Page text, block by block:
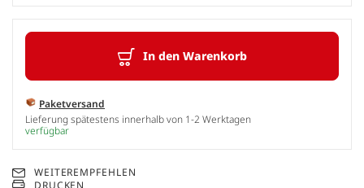
In den Warenkorb
Paketversand
Lieferung spätestens innerhalb von 1-2 Werktagen
verfügbar
WEITEREMPFEHLEN